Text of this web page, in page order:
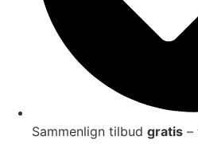
Sammenlign tilbud gratis –